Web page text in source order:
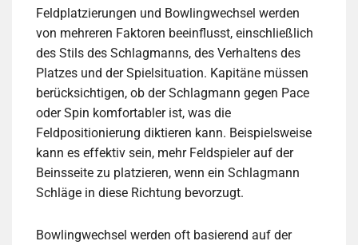
Feldplatzierungen und Bowlingwechsel werden
von mehreren Faktoren beeinflusst, einschließlich
des Stils des Schlagmanns, des Verhaltens des
Platzes und der Spielsituation. Kapitäne müssen
berücksichtigen, ob der Schlagmann gegen Pace
oder Spin komfortabler ist, was die
Feldpositionierung diktieren kann. Beispielsweise
kann es effektiv sein, mehr Feldspieler auf der
Beinsseite zu platzieren, wenn ein Schlagmann
Schläge in diese Richtung bevorzugt.
Bowlingwechsel werden oft basierend auf der